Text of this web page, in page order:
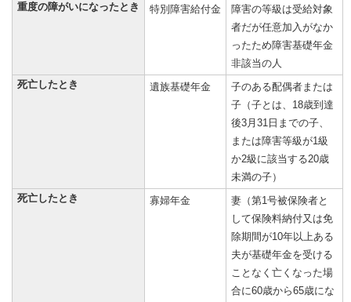
重度の障がいになったとき
特別障害給付金
障害の等級は受給対象
者だが任意加入がなか
ったため障害基礎年金
非該当の人
死亡したとき
遺族基礎年金
子のある配偶者または
子（子とは、18歳到達
後3月31日までの子、
または障害等級が1級
か2級に該当する20歳
未満の子）
死亡したとき
寡婦年金
妻（第1号被保険者と
して保険料納付又は免
除期間が10年以上ある
夫が基礎年金を受ける
ことなく亡くなった場
合に60歳から65歳にな